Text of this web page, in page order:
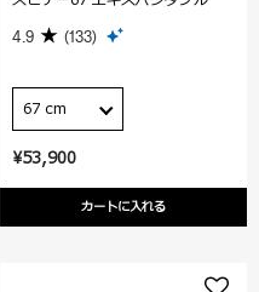
¥53,900
カートに入れる
4.9 (133)
67 cm